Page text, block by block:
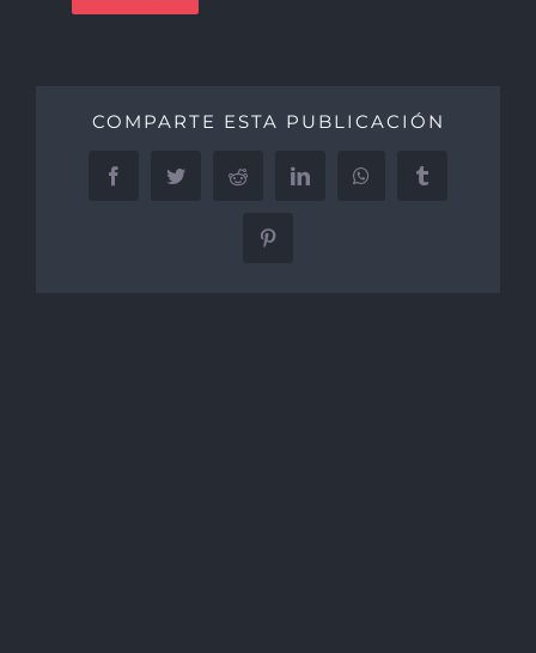
COMPARTE ESTA PUBLICACIÓN
FacebookTwitter Reddit LinkedInWhatsAppTumblr
Pinterest